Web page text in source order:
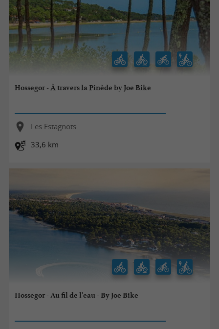
Hossegor - À travers la Pinède by Joe Bike
Les Estagnots
33,6 km
Hossegor - Au fil de l'eau - By Joe Bike